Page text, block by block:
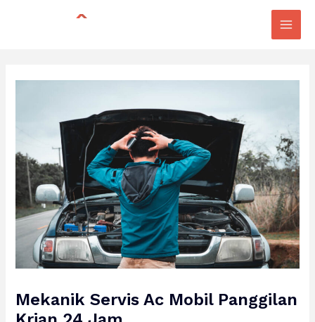
Main
Mekanik Servis Ac Mobil Panggilan